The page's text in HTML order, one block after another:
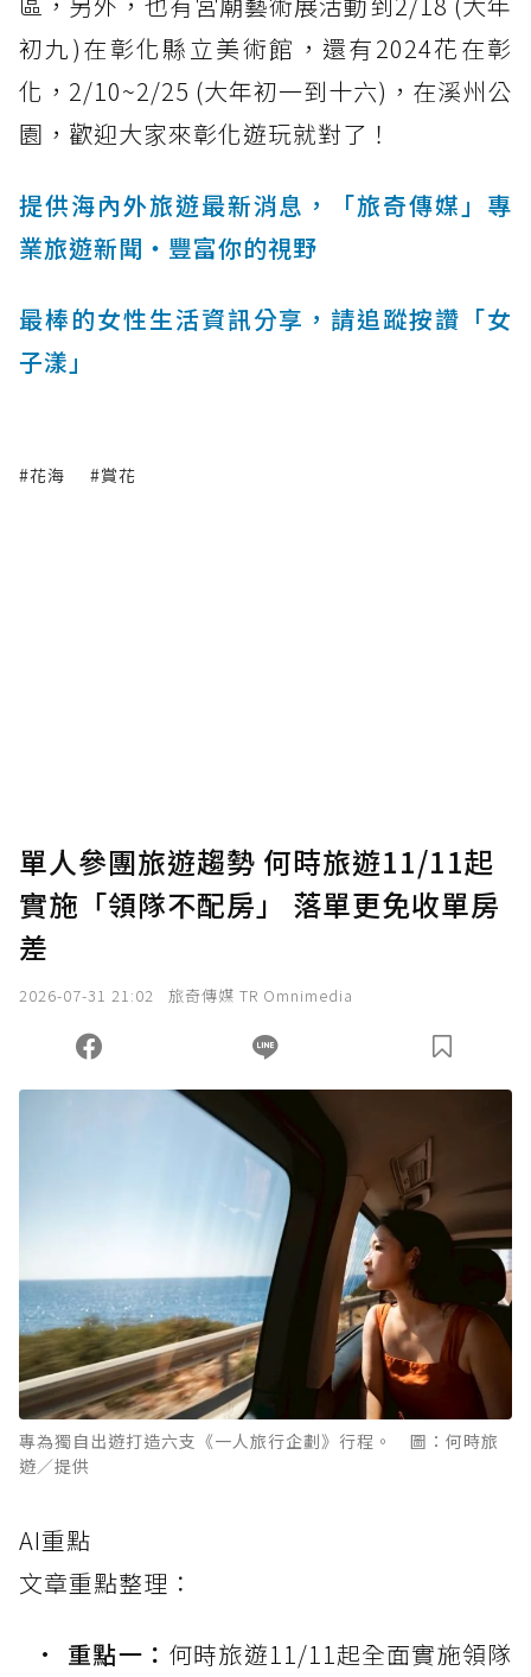
初九)在彰化縣立美術館，還有2024花在彰
化，2/10~2/25 (大年初一到十六)，在溪州公
園，歡迎大家來彰化遊玩就對了！
提供海內外旅遊最新消息，「旅奇傳媒」專
業旅遊新聞‧豐富你的視野
最棒的女性生活資訊分享，請追蹤按讚「女
子漾」
#花海 #賞花
單人參團旅遊趨勢 何時旅遊11/11起
實施「領隊不配房」 落單更免收單房
差
2026-07-31 21:02 旅奇傳媒 TR Omnimedia
專為獨自出遊打造六支《一人旅行企劃》行程。 圖：何時旅
遊／提供
AI重點
文章重點整理：
重點一： 何時旅遊11/11起全面實施領隊